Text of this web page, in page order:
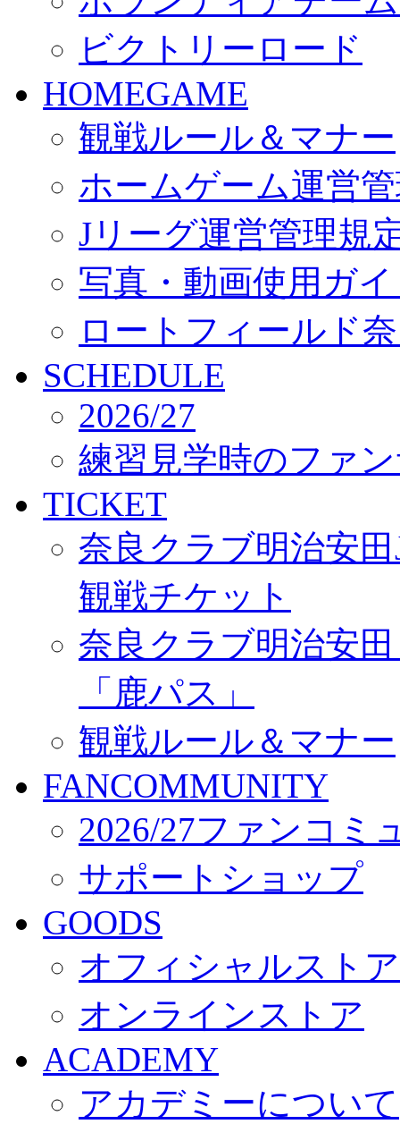
ビクトリーロード
HOMEGAME
観戦ルール＆マナー
ホームゲーム運営
Jリーグ運営管理規
写真・動画使用ガ
ロートフィールド
SCHEDULE
2026/27
練習見学時のファ
TICKET
奈良クラブ明治安
観戦チケット
奈良クラブ明治安
「鹿パス」
観戦ルール＆マナー
FANCOMMUNITY
2026/27ファンコミ
サポートショップ
GOODS
オフィシャルスト
オンラインストア
ACADEMY
アカデミーについて